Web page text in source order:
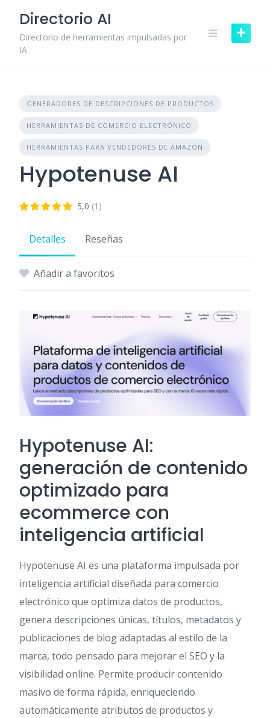
content
Directorio AI
Directorio de herramientas impulsadas por
IA
GENERADORES DE DESCRIPCIONES DE PRODUCTOS
HERRAMIENTAS DE COMERCIO ELECTRÓNICO
HERRAMIENTAS PARA VENDEDORES DE AMAZON
Hypotenuse AI
5,0 (1)
Detalles Reseñas
Añadir a favoritos
Hypotenuse AI:
generación de contenido
optimizado para
ecommerce con
inteligencia artificial
Hypotenuse AI es una plataforma impulsada por
inteligencia artificial diseñada para comercio
electrónico que optimiza datos de productos,
genera descripciones únicas, títulos, metadatos y
publicaciones de blog adaptadas al estilo de la
marca, todo pensado para mejorar el SEO y la
visibilidad online. Permite producir contenido
masivo de forma rápida, enriqueciendo
automáticamente atributos de productos y